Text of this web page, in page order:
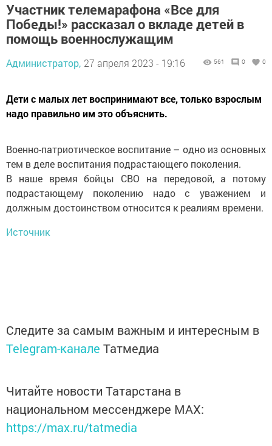
Участник телемарафона «Все для
Победы!» рассказал о вкладе детей в
помощь военнослужащим
Администратор, 27 апреля 2023 - 19:16 561 0 0
Дети с малых лет воспринимают все, только взрослым
надо правильно им это объяснить.
Военно-патриотическое воспитание – одно из основных
тем в деле воспитания подрастающего поколения.
В наше время бойцы СВО на передовой, а потому
подрастающему поколению надо с уважением и
должным достоинством относится к реалиям времени.
Источник
Следите за самым важным и интересным в
Telegram-канале Татмедиа
Читайте новости Татарстана в
национальном мессенджере MАХ:
https://max.ru/tatmedia